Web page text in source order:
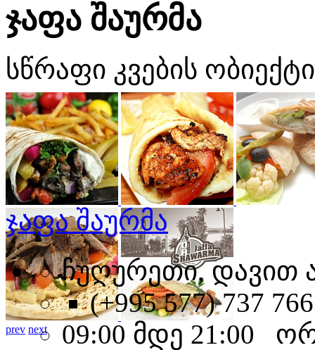
ჯაფა შაურმა
სწრაფი კვების ობიექტი
prev next
ჯაფა შაურმა
ჩუღურეთი, დავით
(+995 577) 737 766
09:00 მდე 21:00